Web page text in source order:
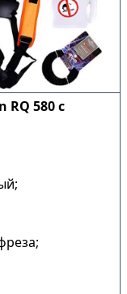
RQ 580 с